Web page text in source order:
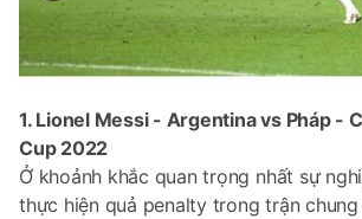
1. Lionel Messi - Argentina vs Pháp -
Cup 2022
Ở khoảnh khắc quan trọng nhất sự
thực hiện quả penalty trong trận